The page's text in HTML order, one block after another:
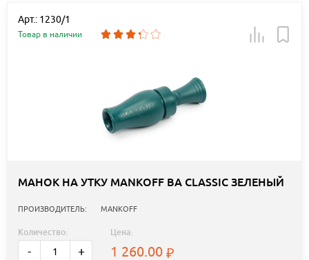
Арт.: 1230/1
Товар в наличии
МАНОК НА УТКУ MANKOFF BA CLASSIC ЗЕЛЕНЫЙ
ПРОИЗВОДИТЕЛЬ: MANKOFF
Количество:
- +
Цена:
1 260.00